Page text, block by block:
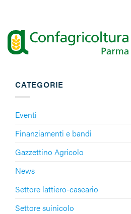
contenuti
CATEGORIE
Eventi
Finanziamenti e bandi
Gazzettino Agricolo
News
Settore lattiero-caseario
Settore suinicolo